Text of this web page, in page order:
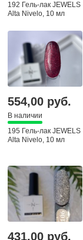
192 Гель-лак JEWELS
Alta Nivelo, 10 мл
554,00 руб.
В наличии
195 Гель-лак JEWELS
Alta Nivelo, 10 мл
431,00 руб.